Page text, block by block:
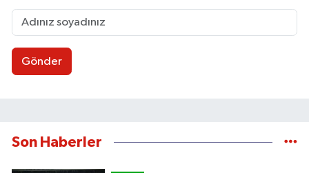
Gönder
Son Haberler